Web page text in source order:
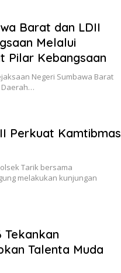
Barat dan LDII
Melalui
Pilar Kebangsaan
Negeri Sumbawa Barat
Daerah…
Perkuat Kamtibmas
Tarik bersama
melakukan kunjungan
Tekankan
Talenta Muda